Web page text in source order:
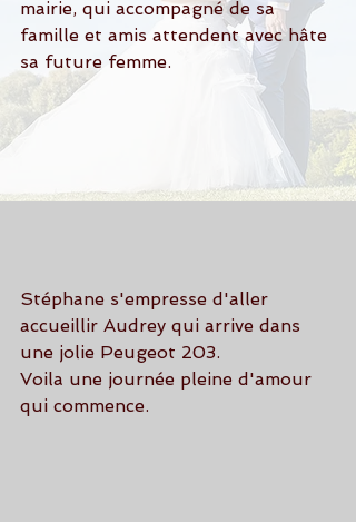
mairie, qui accompagné de sa
famille et amis attendent avec hâte
sa future femme.
Stéphane s'empresse d'aller
accueillir Audrey qui arrive dans
une jolie Peugeot 203.
Voila une journée pleine d'amour
qui commence.